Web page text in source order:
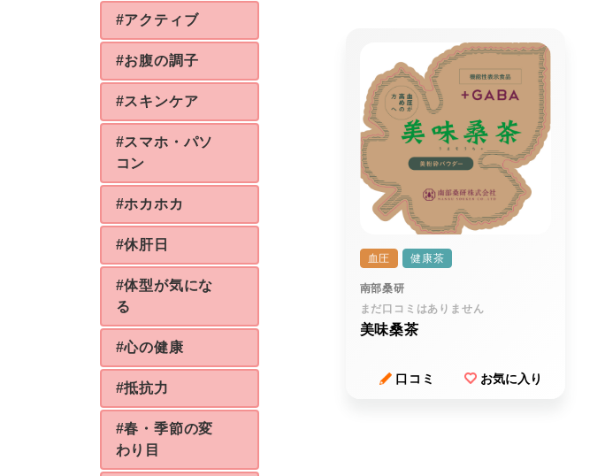
#アクティブ
#お腹の調子
#スキンケア
#スマホ・パソ
コン
#ホカホカ
#休肝日
#体型が気にな
る
#心の健康
#抵抗力
#春・季節の変
わり目
血圧 健康茶
南部桑研
まだ口コミはありません
美味桑茶
口コミ お気に入り